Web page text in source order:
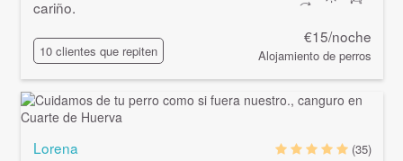
cariño.
10 clientes que repiten
€15/noche
Alojamiento de perros
Lorena
(35)